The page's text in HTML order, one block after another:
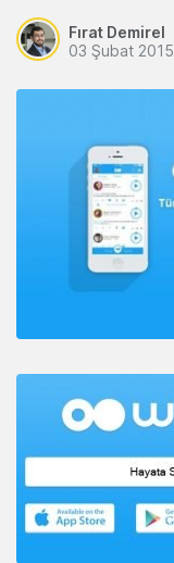
Fırat Demirel
03 Şubat 2015